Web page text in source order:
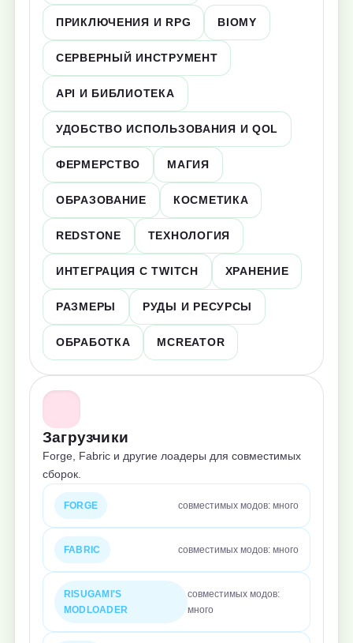
ПРИКЛЮЧЕНИЯ И RPG BIOMY
СЕРВЕРНЫЙ ИНСТРУМЕНТ
API И БИБЛИОТЕКА
УДОБСТВО ИСПОЛЬЗОВАНИЯ И QOL
ФЕРМЕРСТВО МАГИЯ
ОБРАЗОВАНИЕ КОСМЕТИКА
REDSTONE ТЕХНОЛОГИЯ
ИНТЕГРАЦИЯ С TWITCH ХРАНЕНИЕ
РАЗМЕРЫ РУДЫ И РЕСУРСЫ
ОБРАБОТКА MCREATOR
Загрузчики
Forge, Fabric и другие лоадеры для совместимых
сборок.
FORGE совместимых модов: много
FABRIC совместимых модов: много
RISUGAMI'S
MODLOADER
совместимых модов:
много